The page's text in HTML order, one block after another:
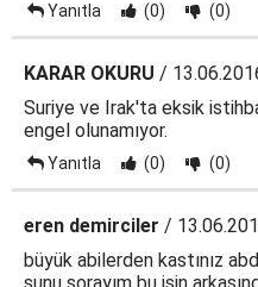
Yanıtla (0) (0)
KARAR OKURU /
Suriye ve Irak'ta eksik
engel olunamıyor.
Yanıtla (0) (0)
eren demirciler /
büyük abilerden kastınız